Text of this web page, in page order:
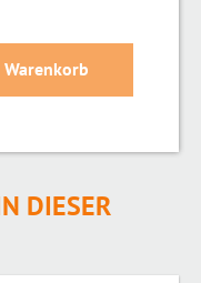
DIESER